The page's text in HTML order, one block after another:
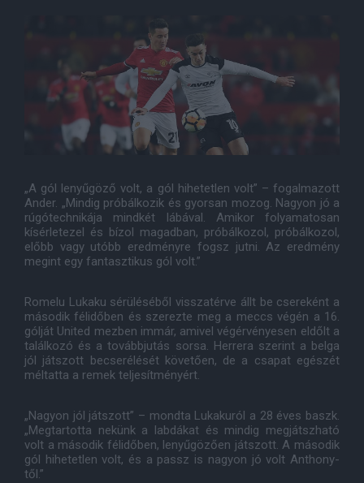
„A gól lenyűgöző volt, a gól hihetetlen volt” – fogalmazott
Ander. „Mindig próbálkozik és gyorsan mozog. Nagyon jó a
rúgótechnikája mindkét lábával. Amikor folyamatosan
kísérletezel és bízol magadban, próbálkozol, próbálkozol,
előbb vagy utóbb eredményre fogsz jutni. Az eredmény
megint egy fantasztikus gól volt.”
Romelu Lukaku sérüléséből visszatérve állt be csereként a
második félidőben és szerezte meg a meccs végén a 16.
gólját United mezben immár, amivel végérvényesen eldőlt a
találkozó és a továbbjutás sorsa. Herrera szerint a belga
jól játszott becserélését követően, de a csapat egészét
méltatta a remek teljesítményért.
„Nagyon jól játszott” – mondta Lukakuról a 28 éves baszk.
„Megtartotta nekünk a labdákat és mindig megjátszható
volt a második félidőben, lenyűgözően játszott. A második
gól hihetetlen volt, és a passz is nagyon jó volt Anthony-
től.”